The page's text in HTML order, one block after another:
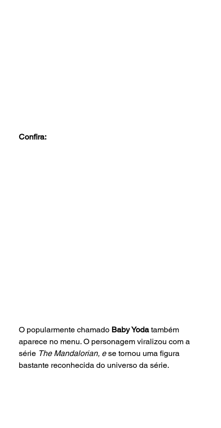
Confira:
O popularmente chamado Baby Yoda também
aparece no menu. O personagem viralizou com a
série The Mandalorian, e se tornou uma figura
bastante reconhecida do universo da série.